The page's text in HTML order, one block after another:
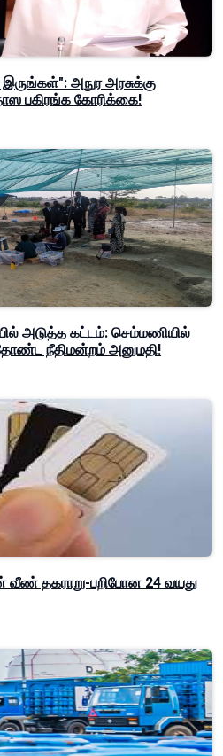
அநுர அரசுக்கு
பகிரங்க கோரிக்கை!
அடுத்த கட்டம்: செம்மணியில்
நீதிமன்றம் அனுமதி!
வீண் தகராறு-பறிபோன 24 வயது